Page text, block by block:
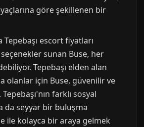
göre şekillenen bir
escort fiyatları
sunan Buse, her
Tepebaşı elden alan
olanlar için Buse, güvenilir ve
farklı sosyal
da seyyar bir buluşma
ile kolayca bir araya gelmek